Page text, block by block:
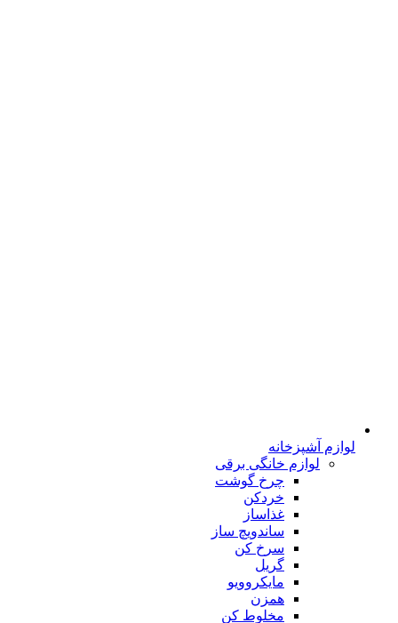
لوازم آشپزخانه
لوازم خانگی برقی
چرخ گوشت
خردکن
غذاساز
ساندویچ ساز
سرخ کن
گریل
مایکروویو
همزن
مخلوط کن